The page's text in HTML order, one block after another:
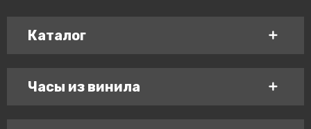
Каталог
Часы из винила